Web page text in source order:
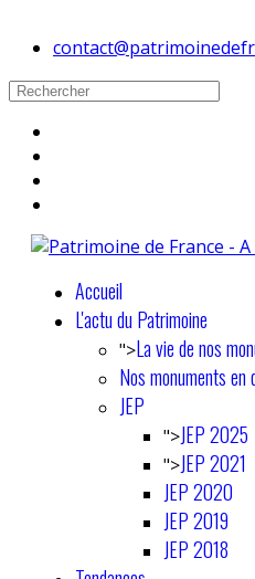
Accueil
L'actu du Patrimoine
">La vie de nos
Nos monuments en
JEP
">JEP 2025
">JEP 2021
JEP 2020
JEP 2019
JEP 2018